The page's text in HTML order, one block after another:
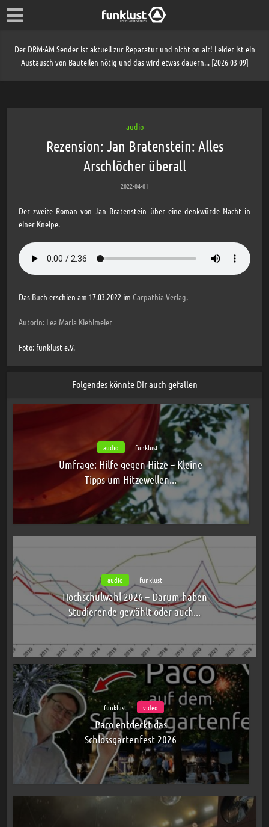
Der DRM-AM Sender ist aktuell zur Reparatur und nicht on air! Leider ist ein
Austausch von Bauteilen nötig und das wird etwas dauern... [2026-03-09]
audio
Rezension: Jan Bratenstein: Alles
Arschlöcher überall
2022-04-01
Der zweite Roman von Jan Bratenstein über eine denkwürde Nacht in
einer Kneipe.
Das Buch erschien am 17.03.2022 imCarpathia Verlag.
Autorin: Lea Maria Kiehlmeier
Foto: funklust e.V.
Folgendes könnte Dir auch gefallen
audio funklust
Umfrage: Hilfe gegen Hitze – Kleine
Tipps um Hitzewellen...
audio funklust
Hochschulwahl 2026 – Darum haben
Studierende gewählt oder auch...
funklust video
Paco entdeckt das
Schlossgartenfest 2026